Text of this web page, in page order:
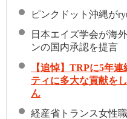
ピンクドット沖縄が
日本エイズ学会が海
ンの国内承認を提言
【追悼】TRPに5年
ティに多大な貢献を
ん
経産省トランス女性